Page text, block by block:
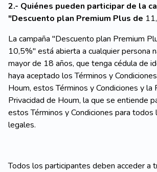
2.- Quiénes pueden participar de la
"Descuento plan Premium Plus de
La campaña "Descuento plan Premium
10,5%" está abierta a cualquier persona
mayor de 18 años, que tenga cédula de
haya aceptado los Términos y
Houm, estos Términos y Condiciones y la
Privacidad de Houm, la que se entiende
estos Términos y Condiciones para
legales.
Todos los participantes deben acceder a